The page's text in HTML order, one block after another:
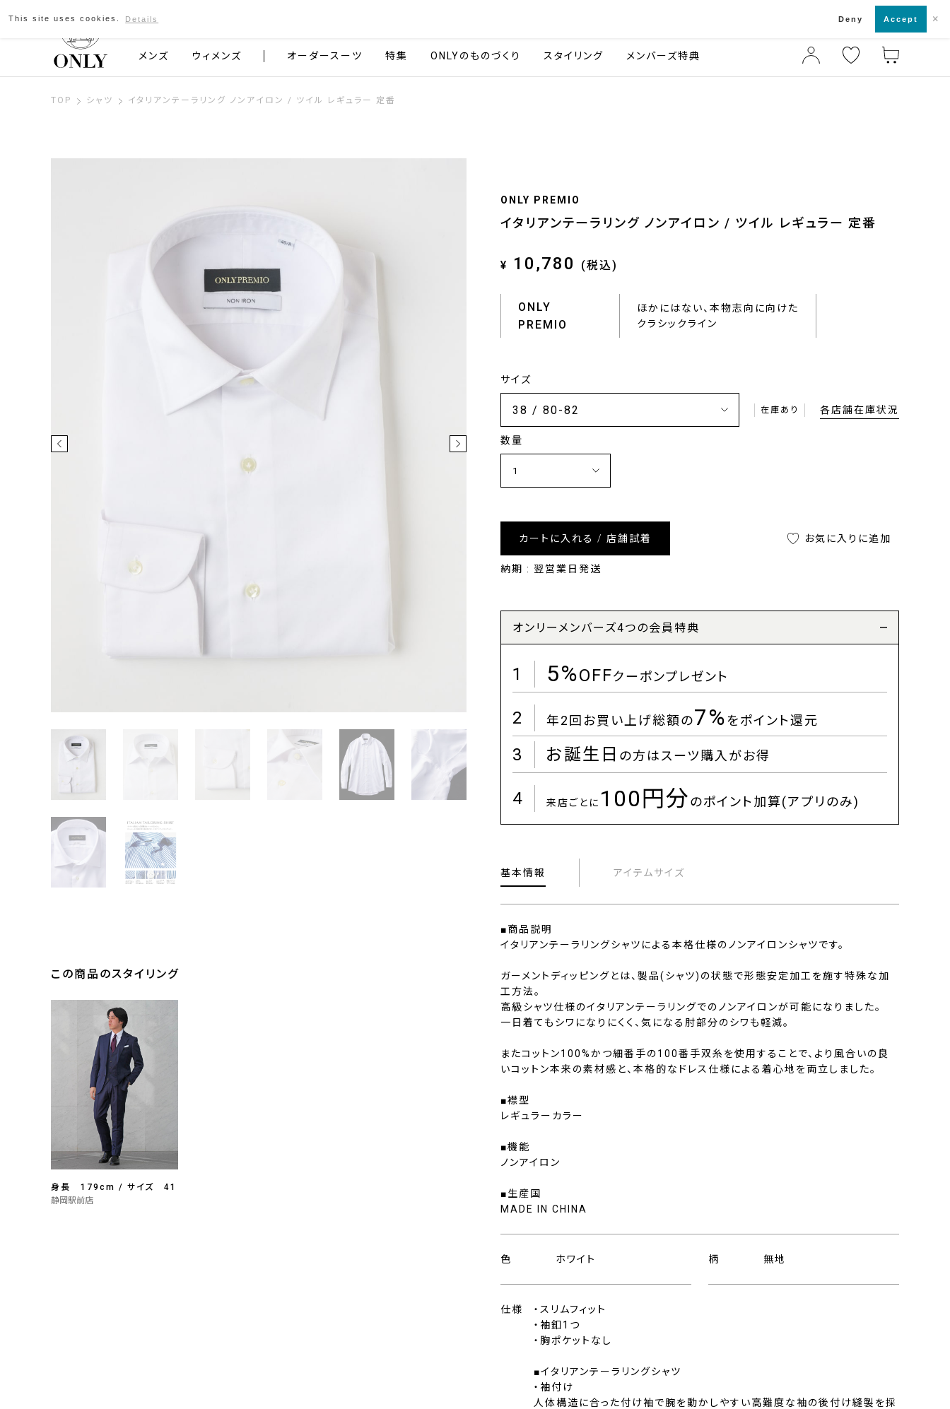
京都発のスーツブランド ONLY
メンズ ウィメンズ オーダースーツ 特集 ONLYのものづくり スタイリング メンバーズ特典
TOP シャツ イタリアンテーラリング ノンアイロン / ツイル レギュラー 定番
ONLY PREMIO
イタリアンテーラリング ノンアイロン / ツイル レギュラー 定番
¥ 10,780 (税込)
ONLY
PREMIO
ほかにはない、本物志向に向けた
クラシックライン
サイズ
在庫あり 各店舗在庫状況
数量
カートに入れる / 店舗試着
納期 : 翌営業日発送
お気に入りに追加
オンリーメンバーズ4つの会員特典
1 5%OFFクーポンプレゼント
2 年2回お買い上げ総額の7%をポイント還元
3 お誕生日 の方はスーツ購入がお得
4 来店ごとに 100円分のポイント加算(アプリのみ)
基本情報 アイテムサイズ
■商品説明
イタリアンテーラリングシャツによる本格仕様のノンアイロンシャツです。
ガーメントディッピングとは、製品(シャツ)の状態で形態安定加工を施す特殊な加
工方法。
高級シャツ仕様のイタリアンテーラリングでのノンアイロンが可能になりました。
一日着てもシワになりにくく、気になる肘部分のシワも軽減。
またコットン100%かつ細番手の100番手双糸を使用することで、より風合いの良
いコットン本来の素材感と、本格的なドレス仕様による着心地を両立しました。
■襟型
レギュラーカラー
■機能
ノンアイロン
■生産国
MADE IN CHINA
色 ホワイト 柄 無地
仕様
・スリムフィット
・袖釦1つ
・胸ポケットなし
■イタリアンテーラリングシャツ
・袖付け
人体構造に合った付け袖で腕を動かしやすい高難度な袖の後付け縫製を採
この商品のスタイリング
身長 179cm / サイズ 41
静岡駅前店
This site uses cookies. Details Deny Accept ×